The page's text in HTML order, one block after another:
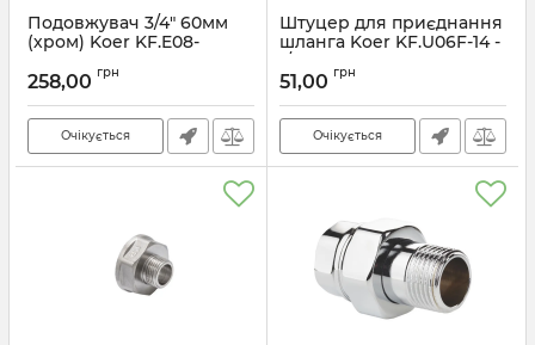
Подовжувач 3/4" 60мм
(хром) Koer KF.E08-
Артикул: KF0111
258,00 грн
Очікується
Штуцер для приєднання
шланга Koer KF.U06F-14 -
1/2"x14mm F (KR3337)
Артикул:
51,00 грн
Очікується